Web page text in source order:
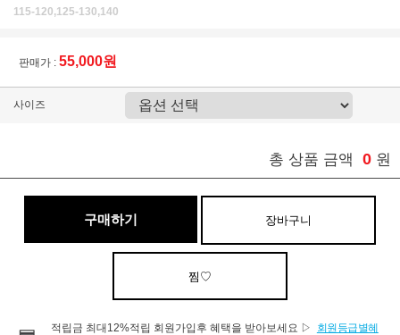
115-120,125-130,140
판매가 : 55,000원
사이즈
총 상품 금액 0 원
구매하기 장바구니
찜♡
적립금 최대12%적립 회원가입후 혜택을 받아보세요 ▷
회원등급별혜